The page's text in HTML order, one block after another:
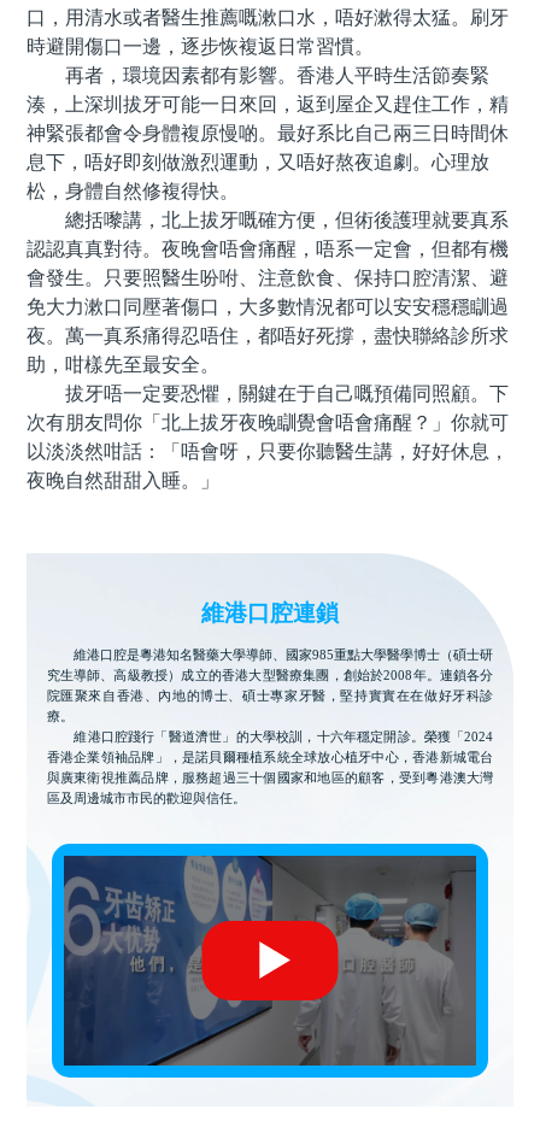
口，用清水或者醫生推薦嘅漱口水，唔好漱得太猛。刷牙
時避開傷口一邊，逐步恢複返日常習慣。
再者，環境因素都有影響。香港人平時生活節奏緊
湊，上深圳拔牙可能一日來回，返到屋企又趕住工作，精
神緊張都會令身體複原慢啲。最好系比自己兩三日時間休
息下，唔好即刻做激烈運動，又唔好熬夜追劇。心理放
松，身體自然修複得快。
總括嚟講，北上拔牙嘅確方便，但術後護理就要真系
認認真真對待。夜晚會唔會痛醒，唔系一定會，但都有機
會發生。只要照醫生吩咐、注意飲食、保持口腔清潔、避
免大力漱口同壓著傷口，大多數情況都可以安安穩穩瞓過
夜。萬一真系痛得忍唔住，都唔好死撐，盡快聯絡診所求
助，咁樣先至最安全。
拔牙唔一定要恐懼，關鍵在于自己嘅預備同照顧。下
次有朋友問你「北上拔牙夜晚瞓覺會唔會痛醒？」你就可
以淡淡然咁話：「唔會呀，只要你聽醫生講，好好休息，
夜晚自然甜甜入睡。」
維港口腔連鎖
維港口腔是粵港知名醫藥大學導師、國家985重點大學醫學博士（碩士研
究生導師、高級教授）成立的香港大型醫療集團，創始於2008年。連鎖各分
院匯聚來自香港、內地的博士、碩士專家牙醫，堅持實實在在做好牙科診
療。
維港口腔踐行「醫道濟世」的大學校訓，十六年穩定開診。榮獲「2024
香港企業領袖品牌」，是諾貝爾種植系統全球放心植牙中心，香港新城電台
與廣東衛視推薦品牌，服務超過三十個國家和地區的顧客，受到粵港澳大灣
區及周邊城市市民的歡迎與信任。